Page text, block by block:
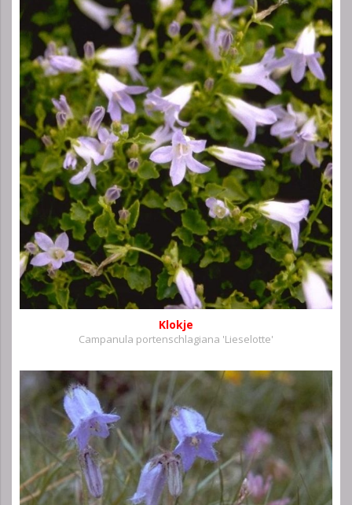
Klokje
Campanula portenschlagiana 'Lieselotte'